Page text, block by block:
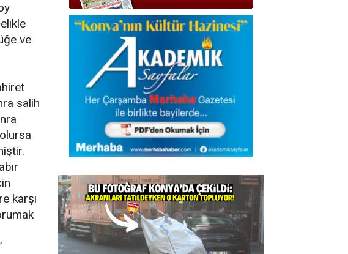
ve
salih
karşı